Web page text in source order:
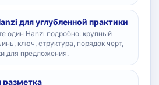
для углубленной практики
один Hanzi подробно: крупный
ключ, структура, порядок черт,
для предложения.